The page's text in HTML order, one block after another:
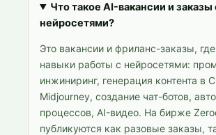
Что такое AI-вакансии и заказы
нейросетями?
Это вакансии и фриланс-заказы,
навыки работы с нейросетями:
инжиниринг, генерация контента в
Midjourney, создание чат-ботов,
процессов, AI-видео. На бирже
публикуются как разовые заказы,